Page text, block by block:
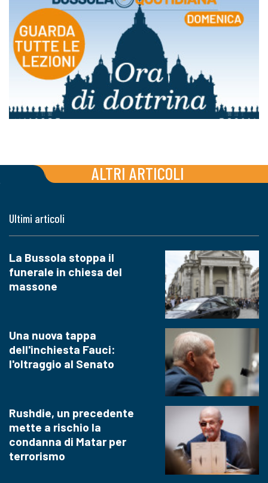
ALTRI ARTICOLI
Ultimi articoli
La Bussola stoppa il
funerale in chiesa del
massone
Una nuova tappa
dell'inchiesta Fauci:
l'oltraggio al Senato
Rushdie, un precedente
mette a rischio la
condanna di Matar per
terrorismo